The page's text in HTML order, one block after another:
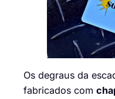
Os degraus da
fabricados com